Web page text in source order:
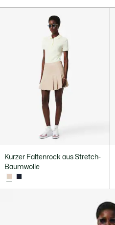
Kurzer Faltenrock aus Stretch-
Baumwolle